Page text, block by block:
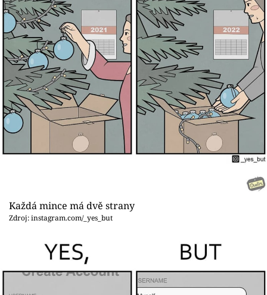
Každá mince má dvě strany
Zdroj: instagram.com/_yes_but